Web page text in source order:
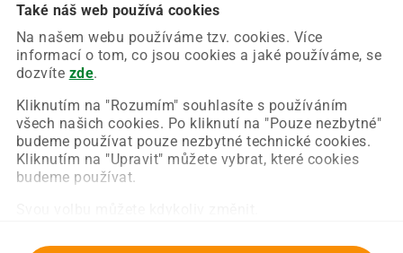
Také náš web používá cookies
Na našem webu používáme tzv. cookies. Více
informací o tom, co jsou cookies a jaké používáme, se
dozvíte zde.
Kliknutím na "Rozumím" souhlasíte s používáním
všech našich cookies. Po kliknutí na "Pouze nezbytné"
budeme používat pouze nezbytné technické cookies.
Kliknutím na "Upravit" můžete vybrat, které cookies
budeme používat.
Chyba nastala na naší straně a už ji opravujeme.
Zkuste prosím znovu načíst požadovanou stránku.
Obnovit stránku Úvodní strana